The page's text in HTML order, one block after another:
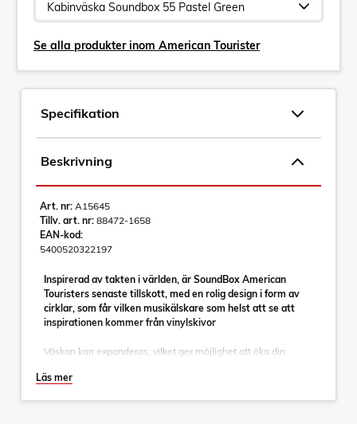
Se alla produkter inom American Tourister
Specifikation
Beskrivning
Art. nr: A15645
Tillv. art. nr: 88472-1658
EAN-kod:
5400520322197
Inspirerad av takten i världen, är SoundBox American
Touristers senaste tillskott, med en rolig design i form av
cirklar, som får vilken musikälskare som helst att se att
inspirationen kommer från vinylskivor
Väskan kan expanderas, vilket ger möjlighet att öka din
hela världen. Linjen erbjuder en mängd olika funktioner för
Läs mer